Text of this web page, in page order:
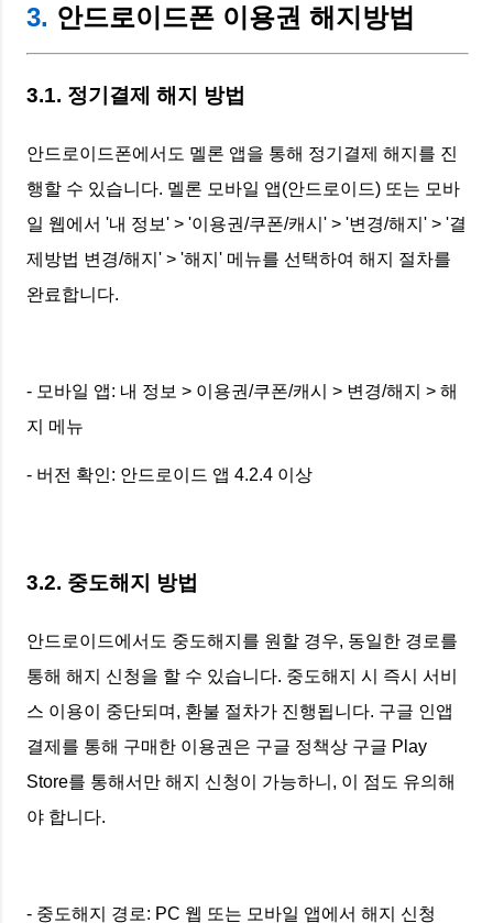
3. 안드로이드폰 이용권 해지방법
3.1. 정기결제 해지 방법
안드로이드폰에서도 멜론 앱을 통해 정기결제 해지를 진
행할 수 있습니다. 멜론 모바일 앱(안드로이드) 또는 모바
일 웹에서 '내 정보' > '이용권/쿠폰/캐시' > '변경/해지' > '결
제방법 변경/해지' > '해지' 메뉴를 선택하여 해지 절차를
완료합니다.
- 모바일 앱: 내 정보 > 이용권/쿠폰/캐시 > 변경/해지 > 해
지 메뉴
- 버전 확인: 안드로이드 앱 4.2.4 이상
3.2. 중도해지 방법
안드로이드에서도 중도해지를 원할 경우, 동일한 경로를
통해 해지 신청을 할 수 있습니다. 중도해지 시 즉시 서비
스 이용이 중단되며, 환불 절차가 진행됩니다. 구글 인앱
결제를 통해 구매한 이용권은 구글 정책상 구글 Play
Store를 통해서만 해지 신청이 가능하니, 이 점도 유의해
야 합니다.
- 중도해지 경로: PC 웹 또는 모바일 앱에서 해지 신청